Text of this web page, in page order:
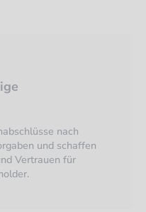
nach
und schaffen
Vertrauen für